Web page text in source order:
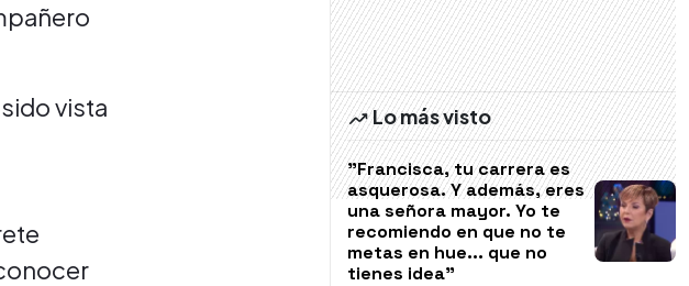
vista
Lo más visto
"Francisca, tu carrera es
asquerosa. Y además, eres
una señora mayor. Yo te
recomiendo en que no te
metas en hue... que no
tienes idea"